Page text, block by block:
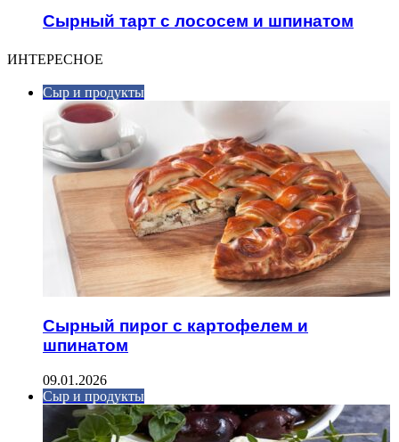
Сырный тарт с лососем и шпинатом
ИНТЕРЕСНОЕ
Сыр и продукты
Сырный пирог с картофелем и
шпинатом
09.01.2026
Сыр и продукты